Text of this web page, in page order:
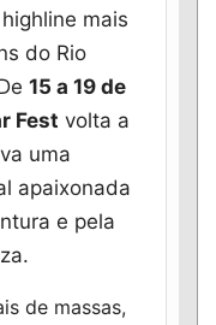
mais
do Rio
15 a 19 de
Fest volta a
uma
apaixonada
e pela
de massas,